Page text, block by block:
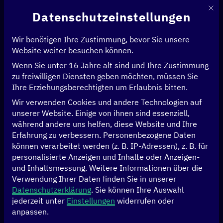
Startseite > Initiativen > Digitalzentrum Marokko
Digitalzentrum
Marokko
Auf einen Blick
In den letzten Jahren hat Marokko erhebliche
Fortschritte bei der Förderung des digitalen Wandels
gemacht und diesen als wichtigen Motor für die
Mit
Datenschutzeinstellungen
Wir benötigen Ihre Zustimmung, bevor Sie unsere
Website weiter besuchen können.
Wenn Sie unter 16 Jahre alt sind und Ihre Zustimmung
zu freiwilligen Diensten geben möchten, müssen Sie
Ihre Erziehungsberechtigten um Erlaubnis bitten.
Wir verwenden Cookies und andere Technologien auf
unserer Website. Einige von ihnen sind essenziell,
während andere uns helfen, diese Website und Ihre
Erfahrung zu verbessern. Personenbezogene Daten
können verarbeitet werden (z. B. IP-Adressen), z. B. für
personalisierte Anzeigen und Inhalte oder Anzeigen-
und Inhaltsmessung. Weitere Informationen über die
Verwendung Ihrer Daten finden Sie in unserer
Datenschutzerklärung. Sie können Ihre Auswahl
jederzeit unter Einstellungen widerrufen oder
anpassen.